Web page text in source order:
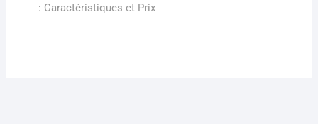
: Caractéristiques et Prix